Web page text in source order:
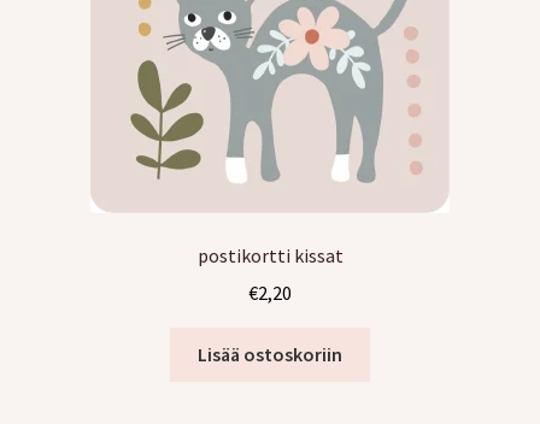
postikortti kissat
€2,20
Lisää ostoskoriin